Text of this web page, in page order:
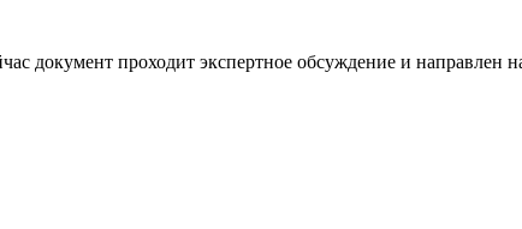
документ проходит экспертное обсуждение и направлен